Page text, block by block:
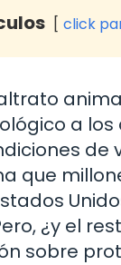
click
a
de
que
¿y el
sobre